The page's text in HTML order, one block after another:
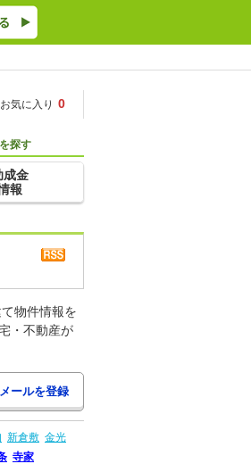
お気に入り 0
探す
成金
報
物件情報を
・不動産が
新倉敷 金光
寺家